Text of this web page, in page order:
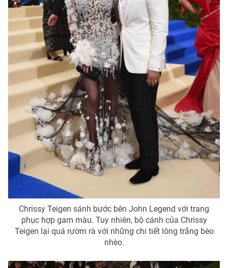
Chrissy Teigen sánh bước bên John Legend với trang
phục hợp gam màu. Tuy nhiên, bộ cánh của Chrissy
Teigen lại quá rườm rà với những chi tiết lông trắng bèo
nhèo.